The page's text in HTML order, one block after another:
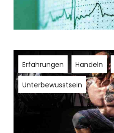
Erfahrungen Handeln
Unterbewusstsein